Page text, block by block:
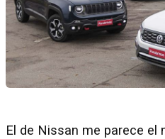
El de Nissan me parece el